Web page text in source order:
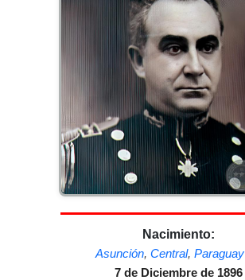
Nacimiento:
Asunción, Central, Paraguay
7 de Diciembre de 1896